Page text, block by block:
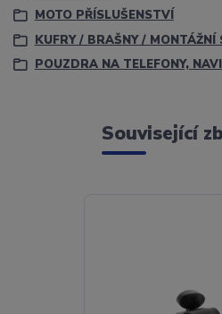
MOTO PŘÍSLUŠENSTVÍ
KUFRY / BRAŠNY /
POUZDRA NA TELEFONY,
Související